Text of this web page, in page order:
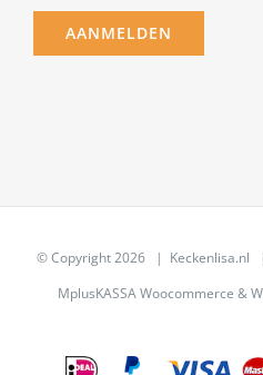
© Copyright2026 | Keckenlisa.nl
MplusKASSA Woocommerce &